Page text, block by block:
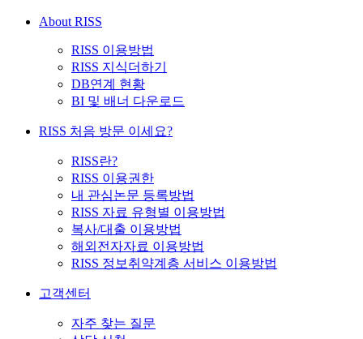
About RISS
RISS 이용방법
RISS 지식더하기
DB연계 현황
BI 및 배너 다운로드
RISS 처음 방문 이세요?
RISS란?
RISS 이용권한
내 관심논문 등록방법
RISS 자료 유형별 이용방법
복사/대출 이용방법
해외전자자료 이용방법
RISS 정보취약계층 서비스 이용방법
고객센터
자주 찾는 질문